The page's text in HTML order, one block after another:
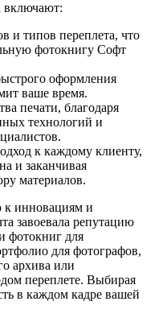
включают:
и типов переплета, что
фотокнигу Софт
оформления
ваше время.
печати, благодаря
технологий и
к каждому клиенту,
и заканчивая
материалов.
к инновациям и
завоевала репутацию
фотокниг для
для фотографов,
архива или
переплете. Выбирая
в каждом кадре вашей